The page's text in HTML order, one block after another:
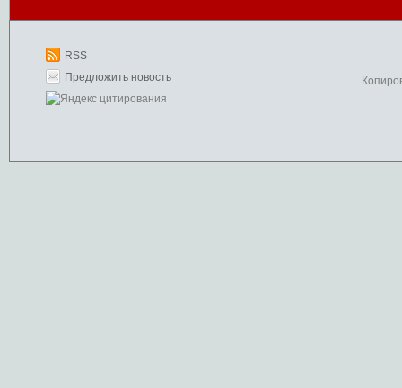
RSS
Предложить новость